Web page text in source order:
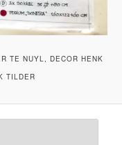
TE NUYL, DECOR HENK
TILDER